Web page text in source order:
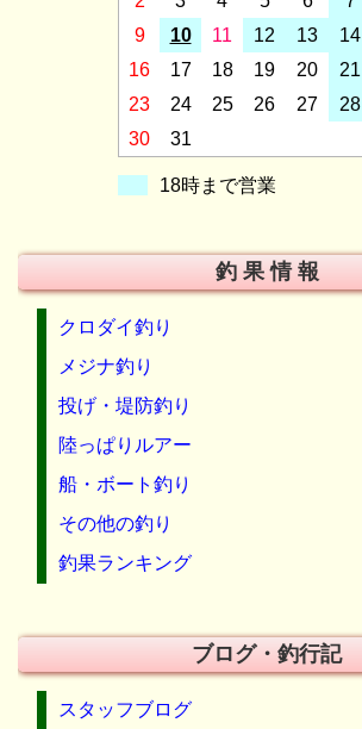
9
10 11 12 13 14
16
17 18 19 20 21
23
24 25 26 27 28
30
31
18時まで営業
釣 果 情 報
クロダイ釣り
メジナ釣り
投げ・堤防釣り
陸っぱりルアー
船・ボート釣り
その他の釣り
釣果ランキング
ブログ・釣行記
スタッフブログ